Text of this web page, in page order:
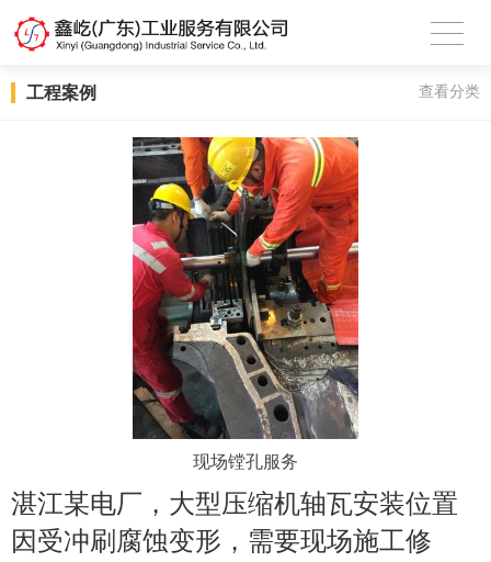
工程案例 查看分类
现场镗孔服务
湛江某电厂， 大型压缩机轴瓦安装位置
因受冲刷腐蚀变形 ，需要现场施工修